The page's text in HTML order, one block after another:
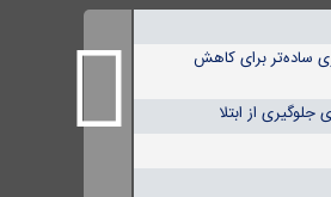
ساده‌تر برای کاهش
از ابتلا